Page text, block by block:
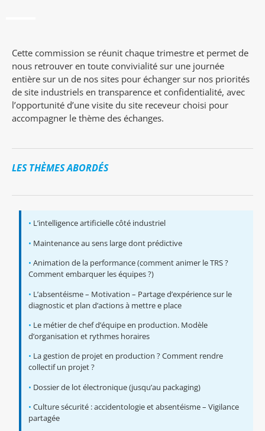
Cette commission se réunit chaque trimestre et permet de
nous retrouver en toute convivialité sur une journée
entière sur un de nos sites pour échanger sur nos priorités
de site industriels en transparence et confidentialité, avec
l’opportunité d’une visite du site receveur choisi pour
accompagner le thème des échanges.
LES THÈMES ABORDÉS
• L’intelligence artificielle côté industriel
• Maintenance au sens large dont prédictive
• Animation de la performance (comment animer le TRS ?
Comment embarquer les équipes ?)
• L’absentéisme – Motivation – Partage d’expérience sur le
diagnostic et plan d’actions à mettre e place
• Le métier de chef d’équipe en production. Modèle
d’organisation et rythmes horaires
• La gestion de projet en production ? Comment rendre
collectif un projet ?
• Dossier de lot électronique (jusqu’au packaging)
• Culture sécurité : accidentologie et absentéisme – Vigilance
partagée